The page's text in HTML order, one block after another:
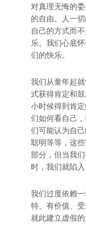
对真理无悔的
的自由。人一
自己的方式而
乐。我们心底
们的快乐。
我们从童年起
式获得肯定和
小时候得到肯
们如何看自己
们可能认为自
聪明等等，这
部分，但当我
时，我们就陷入
我们过度依赖
特、有价值、
就此建立虚假